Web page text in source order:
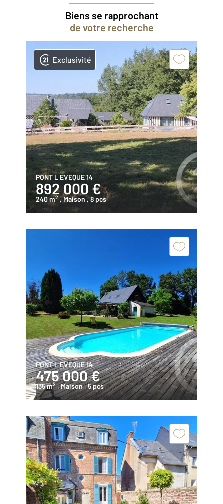
Biens se rapprochant
de votre recherche
Exclusivité
PONT L EVEQUE 14
892 000 €
240 m2 , Maison , 8 pcs
PONT L EVEQUE 14
475 000 €
135 m2 , Maison, 5 pcs